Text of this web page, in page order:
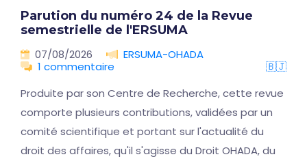
Parution du numéro 24 de la Revue
semestrielle de l'ERSUMA
07/08/2026
ERSUMA-OHADA
1 commentaire
🇧🇯
Produite par son Centre de Recherche, cette revue
comporte plusieurs contributions, validées par un
comité scientifique et portant sur l'actualité du
droit des affaires, qu'il s'agisse du Droit OHADA, du